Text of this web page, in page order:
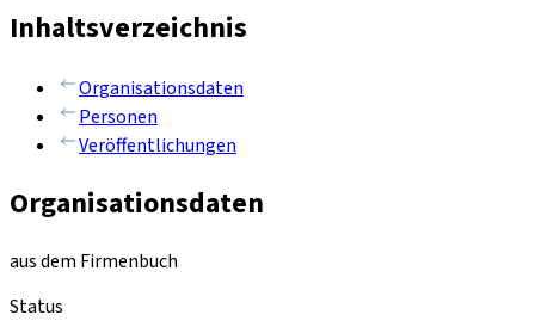
Inhaltsverzeichnis
Organisationsdaten
Personen
Veröffentlichungen
Organisationsdaten
aus dem Firmenbuch
Status